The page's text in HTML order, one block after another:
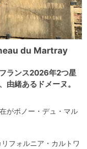
du Martray
ランス2026年2つ星
由緒あるドメーヌ。
がボノー・デュ・マル
フォルニア・カルトワ